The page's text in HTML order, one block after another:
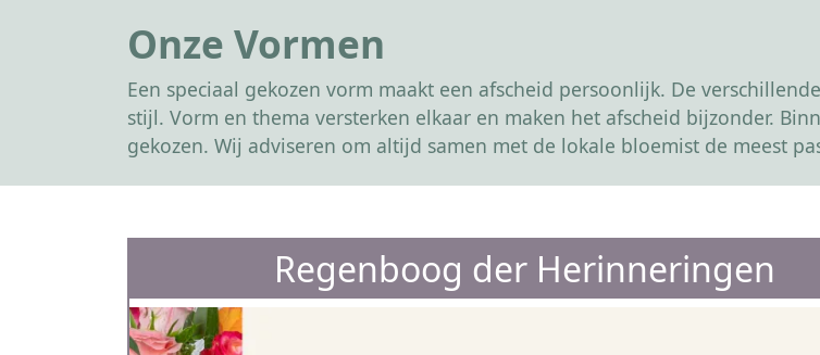
Onze Vormen
Een speciaal gekozen vorm maakt een afscheid persoonlijk. De
stijl. Vorm en thema versterken elkaar en maken het afscheid bijzonder.
gekozen. Wij adviseren om altijd samen met de lokale bloemist de meest
Regenboog der Herinneringen